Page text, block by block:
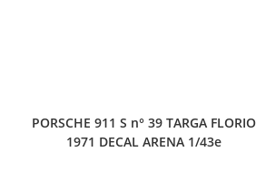
PORSCHE 911 S n° 39 TARGA FLORIO
1971 DECAL ARENA 1/43e